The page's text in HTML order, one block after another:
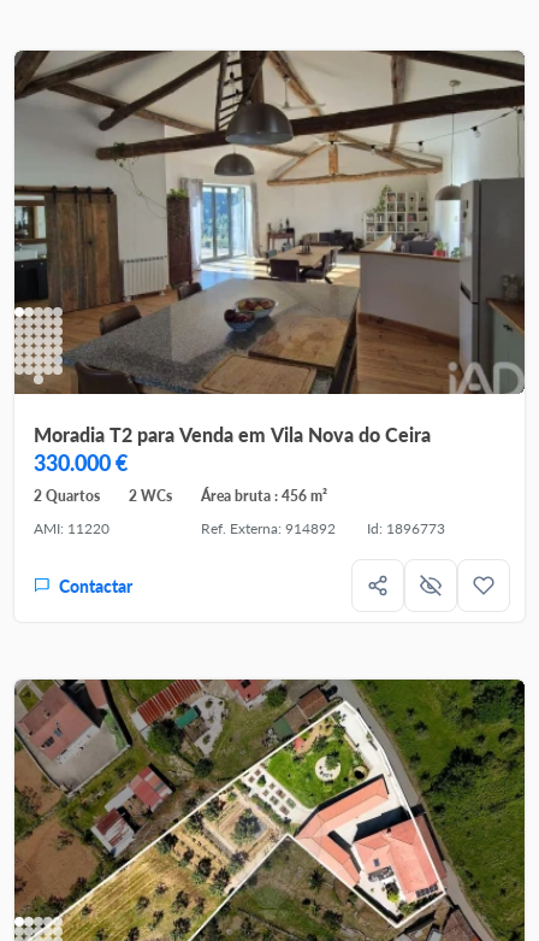
Moradia T2 para Venda em Vila Nova do Ceira
330.000 €
2 Quartos 2 WCs
Área bruta : 456 m²
AMI: 11220
Ref. Externa: 914892 Id: 1896773
Contactar